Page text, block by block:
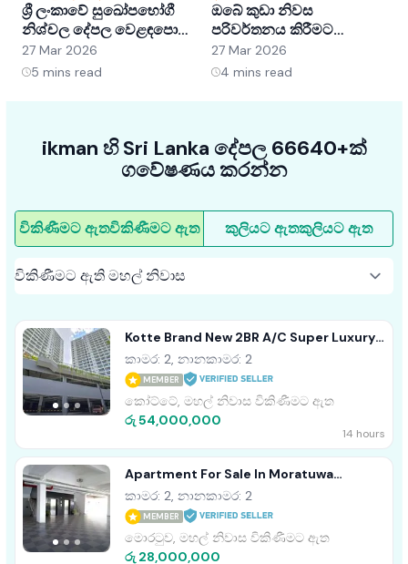
ශ්‍රී ලංකාවේ සුඛෝපභෝගී
නිශ්චල දේපල වෙළඳපොළ
අවබෝධ කර ගැනීම:
අවස්ථා සහ ප්‍රවණතා
27 Mar 2026
5 mins read
ඔබේ කුඩා නිවස
පරිවර්තනය කිරීමට
අභ්‍යන්තර සැලසුම් හක්ක
5ක්
27 Mar 2026
4 mins read
ikman හි Sri Lanka දේපල 66640+ක්
ගවේෂණය කරන්න
විකිණීමට ඇතවිකිණීමට ඇත කුලියට ඇතකුලියට ඇත
Kotte Brand New 2BR A/C Super Luxury
Apartment For Sale
කාමර: 2, නානකාමර: 2
MEMBER
කෝට්ටේ, මහල් නිවාස විකිණීමට ඇත
රු 54,000,000
14 hours
Apartment For Sale In Moratuwa
Angulana Station Road
කාමර: 2, නානකාමර: 2
MEMBER
මොරටුව, මහල් නිවාස විකිණීමට ඇත
රු 28,000,000